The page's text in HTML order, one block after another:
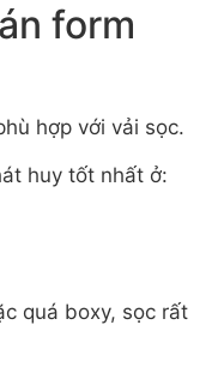
form
hợp với vải sọc.
huy tốt nhất ở:
quá boxy, sọc rất